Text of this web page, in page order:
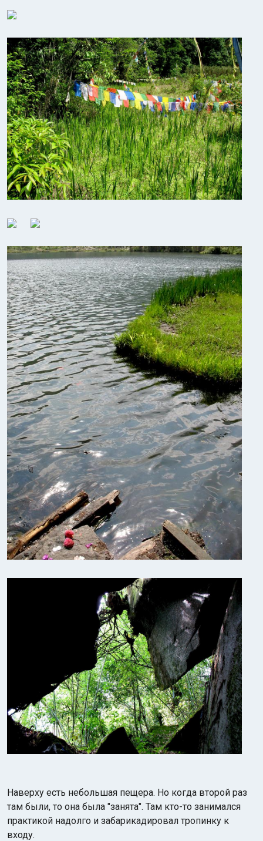
Наверху есть небольшая пещера. Но когда второй раз
там были, то она была "занята". Там кто-то занимался
практикой надолго и забарикадировал тропинку к
входу.